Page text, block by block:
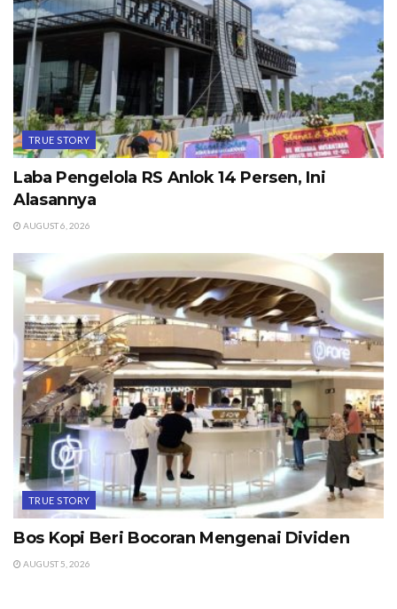
TRUE STORY
Laba Pengelola RS Anlok 14 Persen, Ini
Alasannya
AUGUST 6, 2026
TRUE STORY
Bos Kopi Beri Bocoran Mengenai Dividen
AUGUST 5, 2026